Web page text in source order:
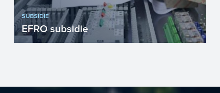
SUBSIDIE
EFRO subsidie
de concurrentiekracht e...